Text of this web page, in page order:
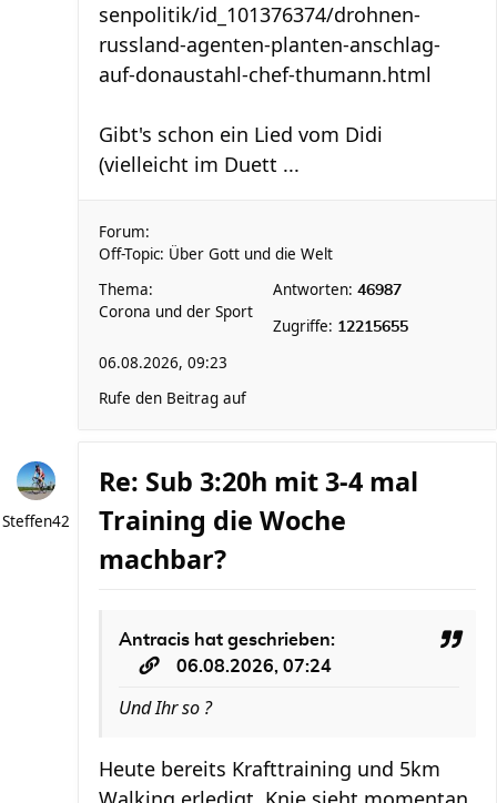
senpolitik/id_101376374/drohnen-
russland-agenten-planten-anschlag-
auf-donaustahl-chef-thumann.html
Gibt's schon ein Lied vom Didi
(vielleicht im Duett ...
Forum:
Off-Topic: Über Gott und die Welt
Thema:
Corona und der Sport
Antworten: 46987
Zugriffe: 12215655
06.08.2026, 09:23
Rufe den Beitrag auf
Steffen42
Re: Sub 3:20h mit 3-4 mal
Training die Woche
machbar?
Antracis hat geschrieben:
06.08.2026, 07:24
Und Ihr so ?
Heute bereits Krafttraining und 5km